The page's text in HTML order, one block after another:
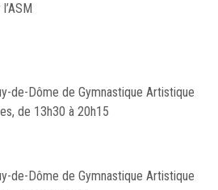
de-Dôme de Gymnastique Artistique
de 13h30 à 20h15
de-Dôme de Gymnastique Artistique